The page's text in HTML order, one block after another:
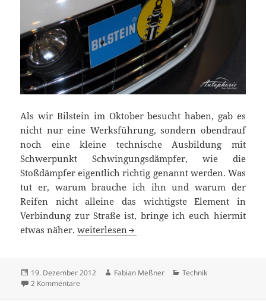
Als wir Bilstein im Oktober besucht haben, gab es
nicht nur eine Werksführung, sondern obendrauf
noch eine kleine technische Ausbildung mit
Schwerpunkt Schwingungsdämpfer, wie die
Stoßdämpfer eigentlich richtig genannt werden. Was
tut er, warum brauche ich ihn und warum der
Reifen nicht alleine das wichtigste Element in
Verbindung zur Straße ist, bringe ich euch hiermit
etwas näher.Was ist eigentlich ein
weiterlesen
Veröffentlicht
am
19. Dezember 2012 Autor
Fabian Meßner Kategorien
Technik
2 Kommentare